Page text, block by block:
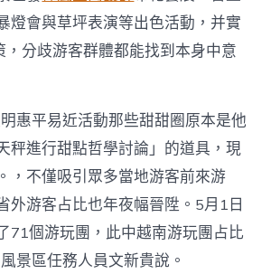
燈會與草坪表演等出色活動，并實
，分歧游客群體都能找到本身中意
惠平易近活動那些甜甜圈原本是他
秤進行甜點哲學討論」的道具，現
，不僅吸引眾多當地游客前來游
外游客占比也年夜幅晉陞。5月1日
71個游玩團，此中越南游玩團占比
景區任務人員文新貴說。